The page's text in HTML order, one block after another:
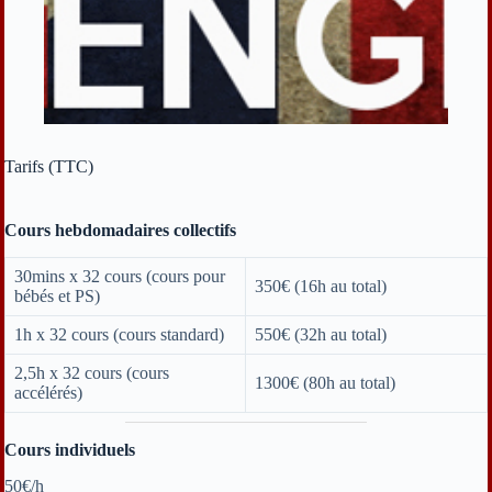
Tarifs (TTC)
Cours hebdomadaires collectifs
30mins x 32 cours (cours pour
bébés et PS)
350€ (16h au total)
1h x 32 cours (cours standard) 550€ (32h au total)
2,5h x 32 cours (cours
accélérés)
1300€ (80h au total)
Cours individuels
50€/h